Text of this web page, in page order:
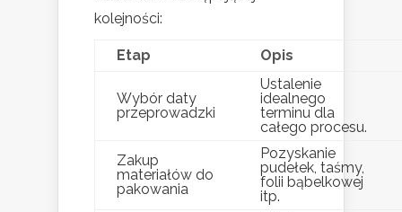
kolejności:
Etap Opis
Wybór daty
przeprowadzki
Ustalenie
idealnego
terminu dla
całego procesu.
Zakup
materiałów do
pakowania
Pozyskanie
pudełek, taśmy,
folii bąbelkowej
itp.